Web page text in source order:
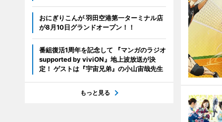
おにぎりこんが 羽田空港第一ターミナル店
が8月10日グランドオープン！！
番組復活1周年を記念して 『マンガのラジオ
supported by viviON』地上波放送が決
定！ ゲストは『宇宙兄弟』の小山宙哉先生
もっと見る